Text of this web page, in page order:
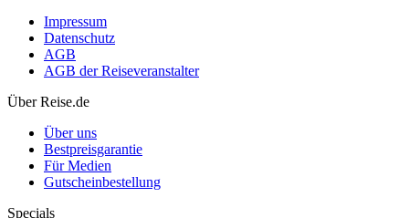
Impressum
Datenschutz
AGB
AGB der Reiseveranstalter
Über Reise.de
Über uns
Bestpreisgarantie
Für Medien
Gutscheinbestellung
Specials